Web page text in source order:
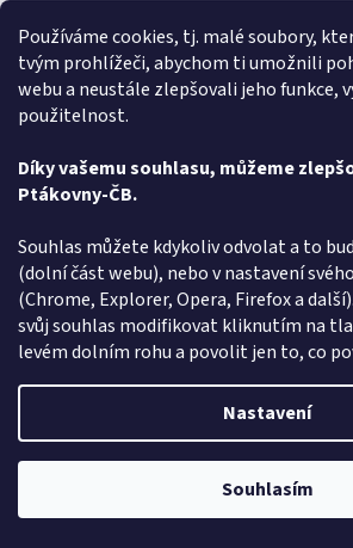
Používáme cookies, tj. malé soubory,
tvým prohlížeči, abychom ti umožnili
webu a neustále zlepšovali jeho funkce,
použitelnost.
Díky vašemu souhlasu, můžeme
Ptákovny-ČB.
Souhlas můžete kdykoliv odvolat a to
(dolní část webu), nebo v nastavení
(Chrome, Explorer, Opera, Firefox a
svůj souhlas modifikovat kliknutím na
levém dolním rohu a povolit jen to, co
Nastavení
Souhlasím
Antistresový banán
Průměrné
hodnocení
je
4,0
z
5
hvězdiček.
81 Kč
Milujete ptákoviny a hledáte - Antistresový
rodinném e-shopu ptakoviny-cb.cz.
republice. Mačkejte s ním, házejte si s ním,